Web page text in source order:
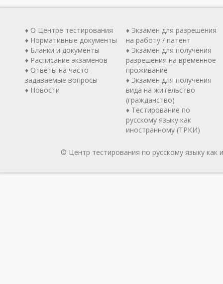
♦ О Центре тестирования
♦ Нормативные документы
♦ Бланки и документы
♦ Расписание экзаменов
♦ Ответы на часто
задаваемые вопросы
♦ Новости
♦ Экзамен для разрешения
на работу / патент
♦ Экзамен для получения
разрешения на временное
проживание
♦ Экзамен для получения
вида на жительство
(гражданство)
♦ Тестирование по
русскому языку как
иностранному (ТРКИ)
© Центр тестирования по русскому языку как